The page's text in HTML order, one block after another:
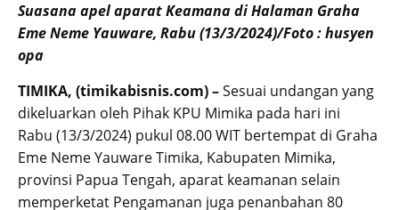
Suasana apel aparat Keamana di Halaman Graha
Eme Neme Yauware, Rabu (13/3/2024)/Foto : husyen
opa
TIMIKA, (timikabisnis.com) –Sesuai undangan yang
dikeluarkan oleh Pihak KPU Mimika pada hari ini
Rabu (13/3/2024) pukul 08.00 WIT bertempat di Graha
Eme Neme Yauware Timika, Kabupaten Mimika,
provinsi Papua Tengah, aparat keamanan selain
memperketat Pengamanan juga penanbahan 80